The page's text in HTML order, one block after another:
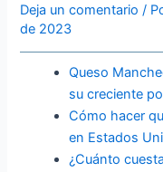
Deja un comentario /
de 2023
Queso
su creciente
Cómo hacer
en Estados
¿Cuánto